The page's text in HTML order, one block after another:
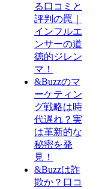
る口コミと
評判の罠｜
インフルエ
ンサーの道
徳的ジレン
マ！
&Buzzのマ
ーケティン
グ戦略は時
代遅れ？実
は革新的な
秘密を発
見！
&Buzzは詐
欺か？口コ